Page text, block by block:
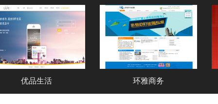
优品生活 环雅商务